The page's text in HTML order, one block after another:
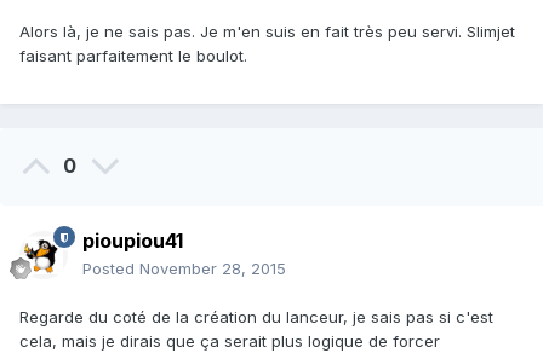
Alors là, je ne sais pas. Je m'en suis en fait très peu servi. Slimjet
faisant parfaitement le boulot.
0
pioupiou41
Posted November 28, 2015
Regarde du coté de la création du lanceur, je sais pas si c'est
cela, mais je dirais que ça serait plus logique de forcer